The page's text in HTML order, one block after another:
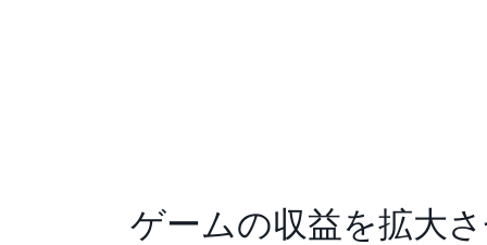
ゲームの収益を拡大